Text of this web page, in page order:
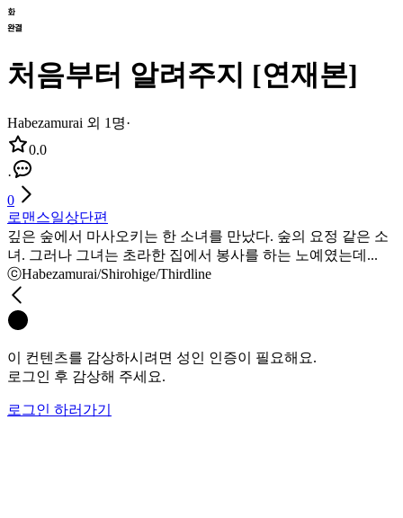
처음부터 알려주지 [연재본]
Habezamurai 외 1명·
0.0
·
0
로맨스일상단편
깊은 숲에서 마사오키는 한 소녀를 만났다. 숲의 요정 같은 소
녀. 그러나 그녀는 초라한 집에서 봉사를 하는 노예였는데...
ⓒHabezamurai/Shirohige/Thirdline
이 컨텐츠를 감상하시려면 성인 인증이 필요해요.
로그인 후 감상해 주세요.
로그인 하러가기